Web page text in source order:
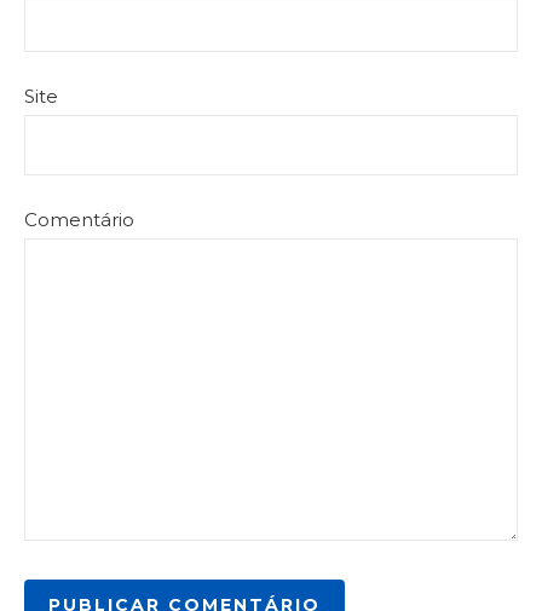
Site
Comentário